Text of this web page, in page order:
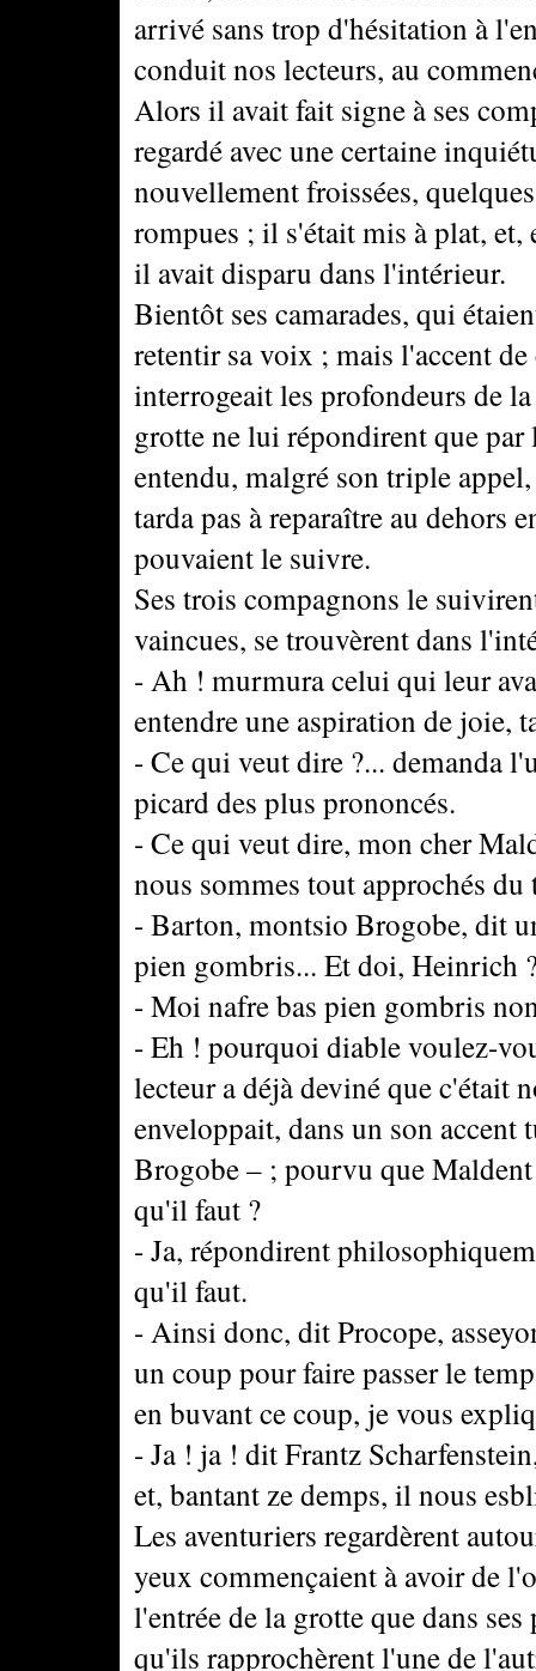
arrivé sans trop d'hésitation à
conduit nos lecteurs, au
Alors il avait fait signe à ses
regardé avec une certaine
nouvellement froissées,
rompues ; il s'était mis à plat,
il avait disparu dans l'intérieur.
Bientôt ses camarades, qui
retentir sa voix ; mais l'accent
interrogeait les profondeurs de
grotte ne lui répondirent que
entendu, malgré son triple
tarda pas à reparaître au dehors
pouvaient le suivre.
Ses trois compagnons le
vaincues, se trouvèrent dans
- Ah ! murmura celui qui leur
entendre une aspiration de joie,
- Ce qui veut dire ?... demanda
picard des plus prononcés.
- Ce qui veut dire, mon cher
nous sommes tout approchés
- Barton, montsio Brogobe, dit
pien gombris... Et doi, Heinrich
- Moi nafre bas pien gombris
- Eh ! pourquoi diable voulez-
lecteur a déjà deviné que c'était
enveloppait, dans un son accent
Brogobe – ; pourvu que
qu'il faut ?
- Ja, répondirent
qu'il faut.
- Ainsi donc, dit Procope,
un coup pour faire passer le
en buvant ce coup, je vous
- Ja ! ja ! dit Frantz
et, bantant ze demps, il nous
Les aventuriers regardèrent
yeux commençaient à avoir de
l'entrée de la grotte que dans
qu'ils rapprochèrent l'une de